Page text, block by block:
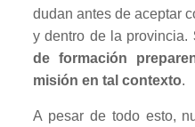
dudan antes de aceptar
y dentro de la provincia.
de formación
misión en tal contexto.
A pesar de todo esto,